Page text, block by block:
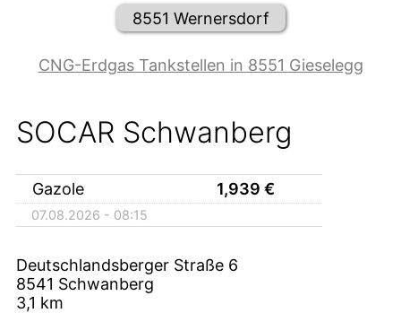
8551 Wernersdorf
CNG-Erdgas Tankstellen in 8551 Gieselegg
SOCAR Schwanberg
Gazole 1,939 €
07.08.2026 - 08:15
Deutschlandsberger Straße 6
8541 Schwanberg
3,1 km